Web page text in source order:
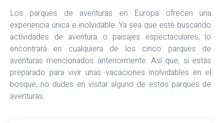
Los parques de aventuras en Europa ofrecen una
experiencia única e inolvidable. Ya sea que esté buscando
actividades de aventura o paisajes espectaculares, lo
encontrará en cualquiera de los cinco parques de
aventuras mencionados anteriormente. Así que, si estás
preparado para vivir unas vacaciones inolvidables en el
bosque, no dudes en visitar alguno de estos parques de
aventuras.